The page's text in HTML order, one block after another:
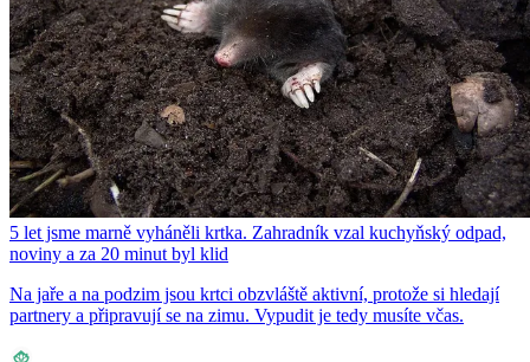
5 let jsme marně vyháněli krtka. Zahradník vzal kuchyňský odpad,
noviny a za 20 minut byl klid
Na jaře a na podzim jsou krtci obzvláště aktivní, protože si hledají
partnery a připravují se na zimu. Vypudit je tedy musíte včas.